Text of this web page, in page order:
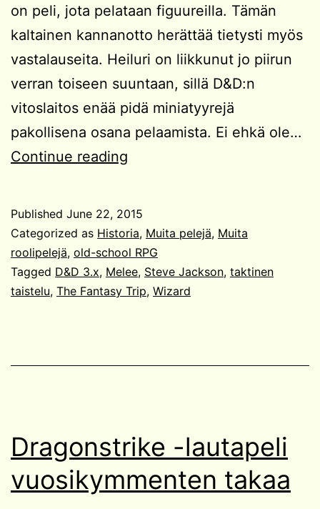
on peli, jota pelataan figuureilla. Tämän
kaltainen kannanotto herättää tietysti myös
vastalauseita. Heiluri on liikkunut jo piirun
verran toiseen suuntaan, sillä D&D:n
vitoslaitos enää pidä miniatyyrejä
pakollisena osana pelaamista. Ei ehkä ole…
Continue reading
taktinen
taisteluroolipeli
Published June 22, 2015
Categorized as Historia, Muita pelejä, Muita
roolipelejä, old-school RPG
Tagged D&D 3.x, Melee, Steve Jackson, taktinen
taistelu, The Fantasy Trip, Wizard
Dragonstrike -lautapeli
vuosikymmenten takaa